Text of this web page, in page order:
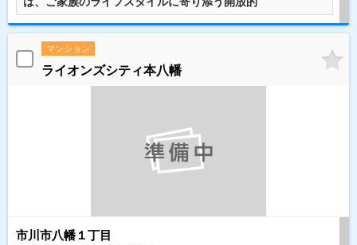
マンション
ライオンズシティ本八幡
市川市八幡１丁目